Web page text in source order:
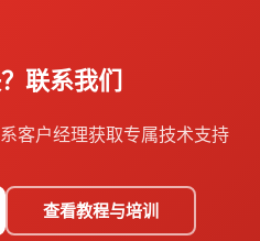
联系我们
客户经理获取专属技术支持
查看教程与培训